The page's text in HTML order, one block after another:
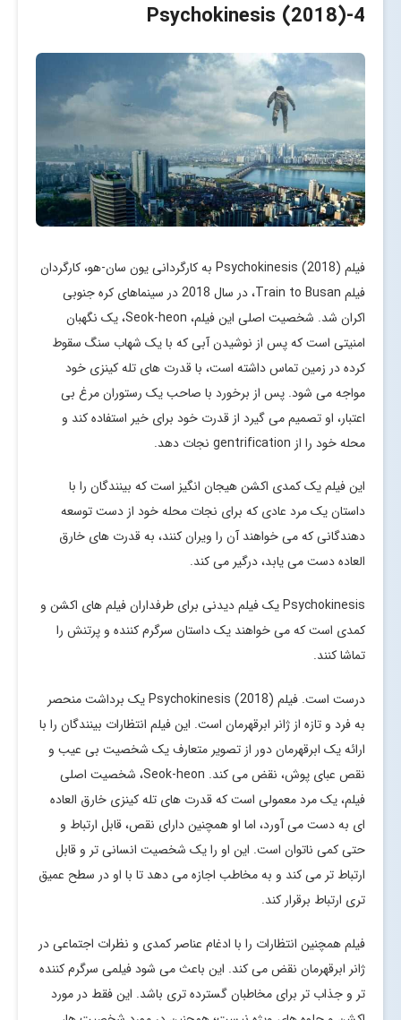
4
-Psychokinesis (2018)
فیلم Psychokinesis (2018) به کارگردانی یون سان-هو، کارگردان
فیلم Train to Busan، در سال 2018 در سینماهای کره جنوبی
اکران شد. شخصیت اصلی این فیلم، Seok-heon، یک نگهبان
امنیتی است که پس از نوشیدن آبی که با یک شهاب سنگ سقوط
کرده در زمین تماس داشته است، با قدرت های تله کینزی خود
مواجه می شود. پس از برخورد با صاحب یک رستوران مرغ بی
اعتبار، او تصمیم می گیرد از قدرت خود برای خیر استفاده کند و
محله خود را از gentrification نجات دهد.
این فیلم یک کمدی اکشن هیجان انگیز است که بینندگان را با
داستان یک مرد عادی که برای نجات محله خود از دست توسعه
دهندگانی که می خواهند آن را ویران کنند، به قدرت های خارق
العاده دست می یابد، درگیر می کند.
Psychokinesis یک فیلم دیدنی برای طرفداران فیلم های اکشن و
کمدی است که می خواهند یک داستان سرگرم کننده و پرتنش را
تماشا کنند.
درست است. فیلم Psychokinesis (2018) یک برداشت منحصر
به فرد و تازه از ژانر ابرقهرمان است. این فیلم انتظارات بینندگان را با
ارائه یک ابرقهرمان دور از تصویر متعارف یک شخصیت بی عیب و
نقص عبای پوش، نقض می کند. Seok-heon، شخصیت اصلی
فیلم، یک مرد معمولی است که قدرت های تله کینزی خارق العاده
ای به دست می آورد، اما او همچنین دارای نقص، قابل ارتباط و
حتی کمی ناتوان است. این او را یک شخصیت انسانی تر و قابل
ارتباط تر می کند و به مخاطب اجازه می دهد تا با او در سطح عمیق
تری ارتباط برقرار کند.
فیلم همچنین انتظارات را با ادغام عناصر کمدی و نظرات اجتماعی در
ژانر ابرقهرمان نقض می کند. این باعث می شود فیلمی سرگرم کننده
تر و جذاب تر برای مخاطبان گسترده تری باشد. این فقط در مورد